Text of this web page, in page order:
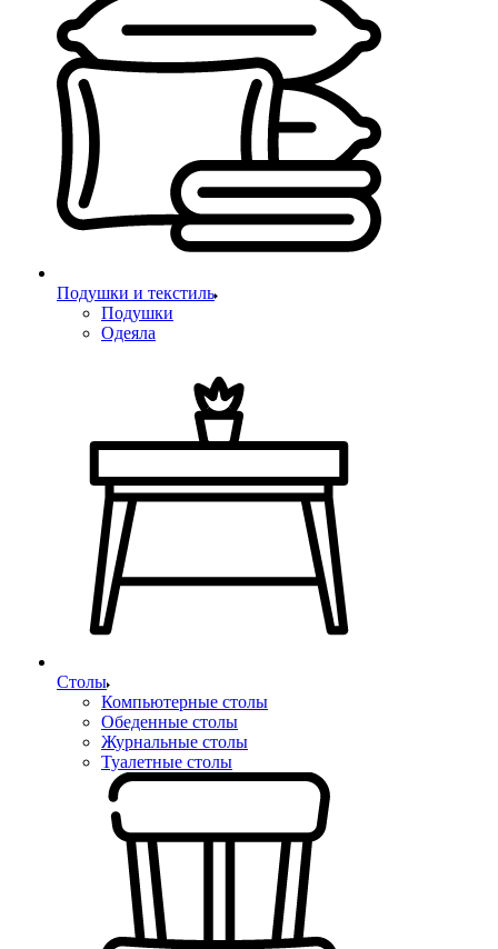
Подушки и текстиль
Подушки
Одеяла
Столы
Компьютерные столы
Обеденные столы
Журнальные столы
Туалетные столы